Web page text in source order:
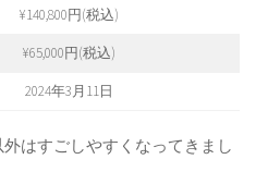
¥140,800円(税込)
¥65,000円(税込)
2024年3月11日
はすごしやすくなってきまし